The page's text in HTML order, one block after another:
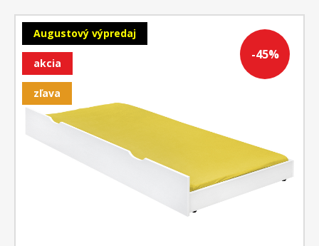
-45%
Augustový výpredaj
akcia
zľava